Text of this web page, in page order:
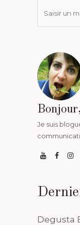
Je suis
Degusta